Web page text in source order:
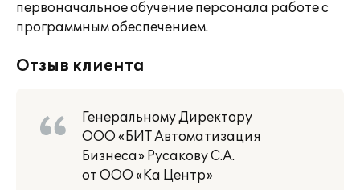
первоначальное обучение персонала работе с
программным обеспечением.
Отзыв клиента
Генеральному Директору
ООО «БИТ Автоматизация
Бизнеса» Русакову С.А.
от ООО «Ка Центр»